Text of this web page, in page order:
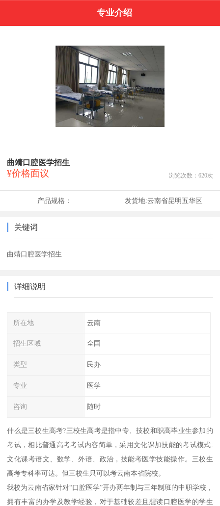
专业介绍
曲靖口腔医学招生
¥价格面议 浏览次数： 620次
产品规格： 发货地:云南省昆明五华区
关键词
曲靖口腔医学招生
详细说明
所在地 云南
招生区域 全国
类型 民办
专业 医学
咨询 随时
什么是三校生高考?三校生高考是指中专、技校和职高毕业生参加的
考试，相比普通高考考试内容简单，采用文化课加技能的考试模式:
文化课考语文、数学、外语、政治，技能考医学技能操作。三校生
高考专科率可达。但三校生只可以考云南本省院校。
我校为云南省家针对“口腔医学”开办两年制与三年制班的中职学校，
拥有丰富的办学及教学经验，对于基础较差且想读口腔医学的学生